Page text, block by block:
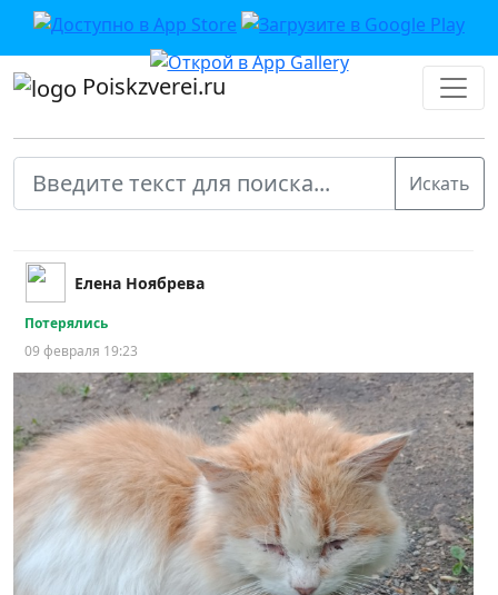
Poiskzverei.ru
Елена Ноябрева
Потерялись
09 февраля 19:23